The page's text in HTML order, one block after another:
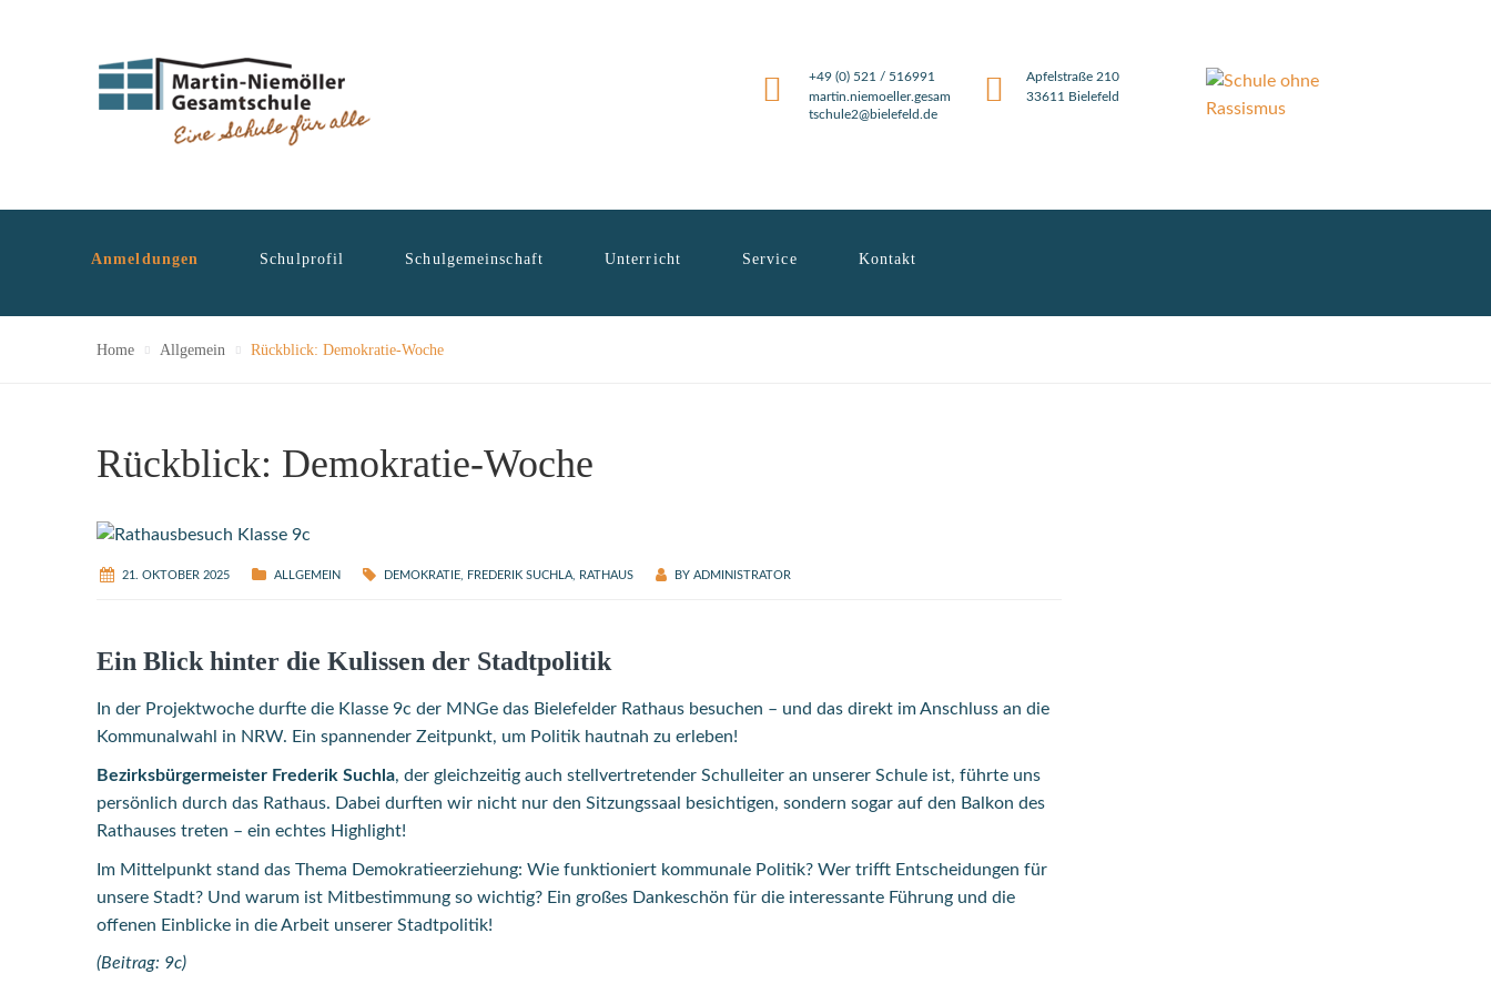
+49 (0) 521 / 516991
martin.niemoeller.gesam
tschule2@bielefeld.de
Apfelstraße 210
33611 Bielefeld
Anmeldungen Schulprofil Schulgemeinschaft Unterricht Service Kontakt
Home Allgemein Rückblick: Demokratie-Woche
Rückblick: Demokratie-Woche
21. OKTOBER 2025 ALLGEMEIN DEMOKRATIE, FREDERIK SUCHLA, RATHAUS BY ADMINISTRATOR
Ein Blick hinter die Kulissen der Stadtpolitik
In der Projektwoche durfte die Klasse 9c der MNGe das Bielefelder Rathaus besuchen – und das direkt im Anschluss an die
Kommunalwahl in NRW. Ein spannender Zeitpunkt, um Politik hautnah zu erleben!
Bezirksbürgermeister Frederik Suchla, der gleichzeitig auch stellvertretender Schulleiter an unserer Schule ist, führte uns
persönlich durch das Rathaus. Dabei durften wir nicht nur den Sitzungssaal besichtigen, sondern sogar auf den Balkon des
Rathauses treten – ein echtes Highlight!
Im Mittelpunkt stand das Thema Demokratieerziehung: Wie funktioniert kommunale Politik? Wer trifft Entscheidungen für
unsere Stadt? Und warum ist Mitbestimmung so wichtig? Ein großes Dankeschön für die interessante Führung und die
offenen Einblicke in die Arbeit unserer Stadtpolitik!
(Beitrag: 9c)